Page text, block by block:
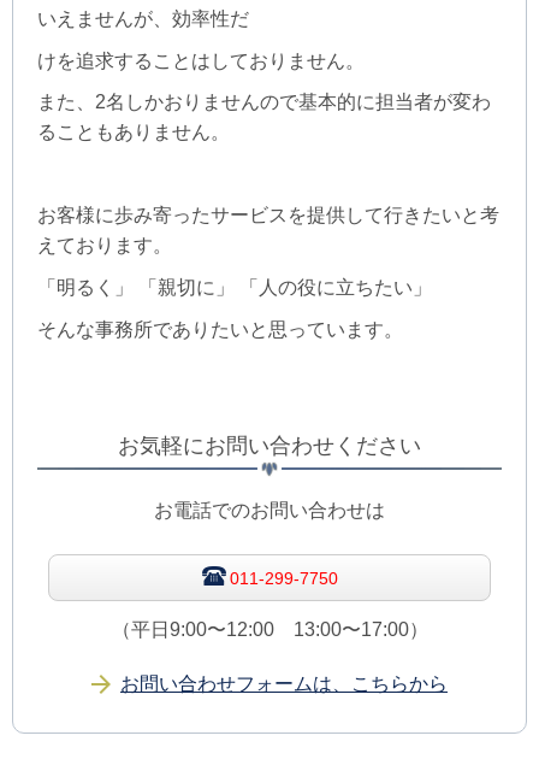
いえませんが、効率性だ
けを追求することはしておりません。
また、2名しかおりませんので基本的に担当者が変わ
ることもありません。
お客様に歩み寄ったサービスを提供して行きたいと考
えております。
「明るく」 「親切に」 「人の役に立ちたい」
そんな事務所でありたいと思っています。
お気軽にお問い合わせください
お電話でのお問い合わせは
011-299-7750
（平日9:00〜12:00 13:00〜17:00）
お問い合わせフォームは、こちらから